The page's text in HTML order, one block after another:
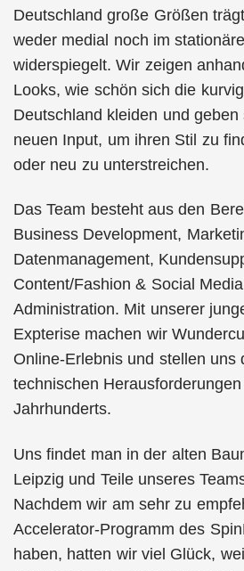
Deutschland große Größen
weder medial noch im
widerspiegelt. Wir zeigen
Looks, wie schön sich die
Deutschland kleiden und
neuen Input, um ihren Stil zu
oder neu zu unterstreichen.
Das Team besteht aus den
Business Development,
Datenmanagement,
Content/Fashion & Social
Administration. Mit unserer
Expterise machen wir
Online-Erlebnis und stellen uns
technischen
Jahrhunderts.
Uns findet man in der alten
Leipzig und Teile unseres
Nachdem wir am sehr zu
Accelerator-Programm des
haben, hatten wir viel Glück,